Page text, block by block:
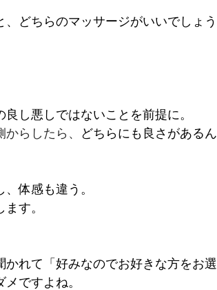
どちらのマッサージがいいでしょう
し悪しではないことを前提に。
らしたら、
どちらにも良さがあるん
体感も違う。
す。
かれて「好みなのでお好きな方をお
ですよね。